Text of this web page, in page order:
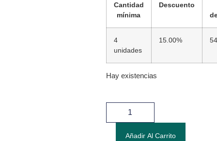
Cantidad
mínima
Descuento
4
unidades
15.00%
Hay existencias
Añadir Al Carrito